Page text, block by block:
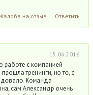
на отзыв Ответить
15.06.2016
работе с компанией
тренинги, но то, с
Команда
сам Александр очень